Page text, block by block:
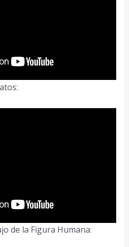
de la Figura Humana: